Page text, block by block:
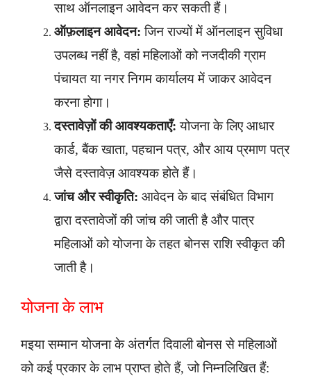
साथ ऑनलाइन आवेदन कर सकती हैं।
ऑफ़लाइन आवेदन: जिन राज्यों में ऑनलाइन सुविधा
उपलब्ध नहीं है, वहां महिलाओं को नजदीकी ग्राम
पंचायत या नगर निगम कार्यालय में जाकर आवेदन
करना होगा।
दस्तावेज़ों की आवश्यकताएँ: योजना के लिए आधार
कार्ड, बैंक खाता, पहचान पत्र, और आय प्रमाण पत्र
जैसे दस्तावेज़ आवश्यक होते हैं।
जांच और स्वीकृति: आवेदन के बाद संबंधित विभाग
द्वारा दस्तावेजों की जांच की जाती है और पात्र
महिलाओं को योजना के तहत बोनस राशि स्वीकृत की
जाती है।
योजना के लाभ
मइया सम्मान योजना के अंतर्गत दिवाली बोनस से महिलाओं
को कई प्रकार के लाभ प्राप्त होते हैं, जो निम्नलिखित हैं: